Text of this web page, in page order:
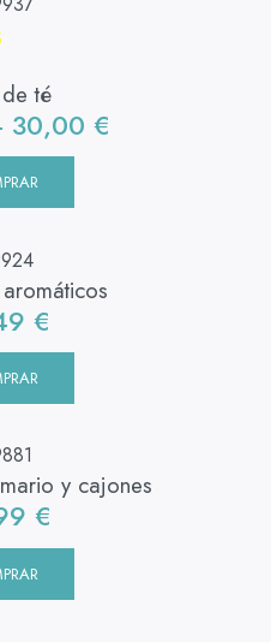
5 en
de
té
30,00 €
€
y cajones
€